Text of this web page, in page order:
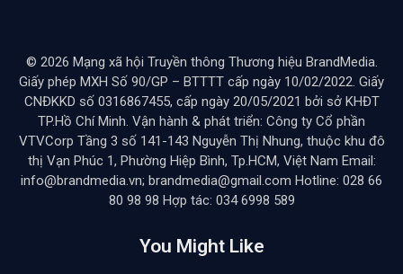
© 2026 Mạng xã hội Truyền thông Thương hiệu BrandMedia.
Giấy phép MXH Số 90/GP – BTTTT cấp ngày 10/02/2022. Giấy
CNĐKKD số 0316867455, cấp ngày 20/05/2021 bởi sở KHĐT
TP.Hồ Chí Minh. Vận hành & phát triển: Công ty Cổ phần
VTVCorp Tầng 3 số 141-143 Nguyễn Thị Nhung, thuộc khu đô
thị Vạn Phúc 1, Phường Hiệp Bình, Tp.HCM, Việt Nam Email:
info@brandmedia.vn; brandmedia@gmail.com Hotline: 028 66
80 98 98 Hợp tác: 034 6998 589
You Might Like